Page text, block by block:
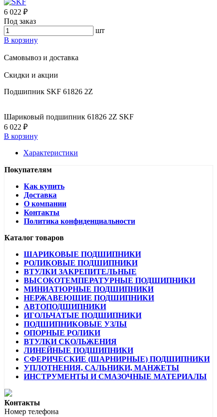
6 022 ₽
Под заказ
шт
В корзину
Самовывоз и доставка
Скидки и акции
Подшипник SKF 61826 2Z
Шариковый подшипник 61826 2Z SKF
6 022 ₽
В корзину
Характеристики
Покупателям
Как купить
Доставка
О компании
Контакты
Политика конфиденциальности
Каталог товаров
ШАРИКОВЫЕ ПОДШИПНИКИ
РОЛИКОВЫЕ ПОДШИПНИКИ
ВТУЛКИ ЗАКРЕПИТЕЛЬНЫЕ
ВЫСОКОТЕМПЕРАТУРНЫЕ ПОДШИПНИКИ
МИНИАТЮРНЫЕ ПОДШИПНИКИ
НЕРЖАВЕЮЩИЕ ПОДШИПНИКИ
АВТОПОДШИПНИКИ
ИГОЛЬЧАТЫЕ ПОДШИПНИКИ
ПОДШИПНИКОВЫЕ УЗЛЫ
ОПОРНЫЕ РОЛИКИ
ВТУЛКИ СКОЛЬЖЕНИЯ
ЛИНЕЙНЫЕ ПОДШИПНИКИ
СФЕРИЧЕСКИЕ (ШАРНИРНЫЕ) ПОДШИПНИКИ
УПЛОТНЕНИЯ, САЛЬНИКИ, МАНЖЕТЫ
ИНСТРУМЕНТЫ И СМАЗОЧНЫЕ МАТЕРИАЛЫ
Контакты
Номер телефона